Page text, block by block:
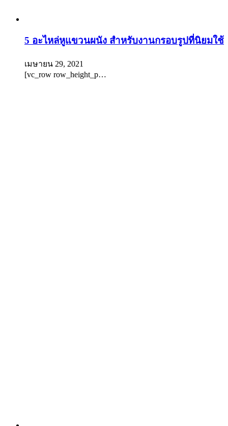
5 อะไหล่หูแขวนผนัง สำหรับงานกรอบรูปที่นิยมใช้
เมษายน 29, 2021
[vc_row row_height_p…